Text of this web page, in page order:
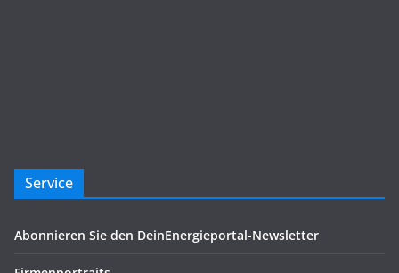
Service
Abonnieren Sie den DeinEnergieportal-Newsletter